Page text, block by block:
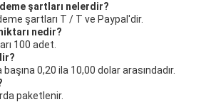
şartları nelerdir?
şartları T / T ve Paypal'dir.
nedir?
100 adet.
0,20 ila 10,00 dolar arasındadır.
paketlenir.